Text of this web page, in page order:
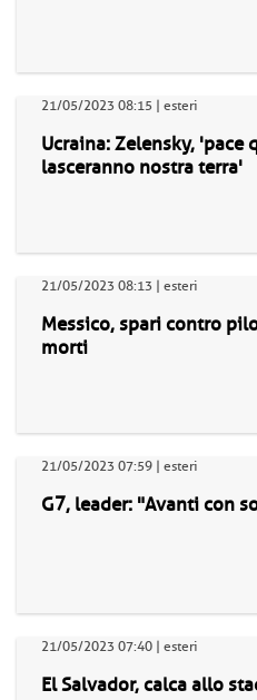
21/05/2023 08:15 | esteri
Ucraina: Zelensky, 'pace
lasceranno nostra terra'
21/05/2023 08:13 | esteri
Messico, spari contro
morti
21/05/2023 07:59 | esteri
G7, leader: "Avanti con
21/05/2023 07:40 | esteri
El Salvador, calca allo